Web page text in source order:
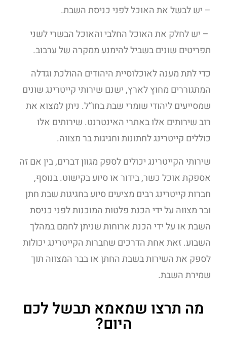
– יש לבשל את האוכל לפני כניסת השבת.
– יש לחלק את האוכל החלבי והאוכל הבשרי לשני
תפריטים שונים בשביל להימנע ממקרה של ערבוב.
כדי לתת מענה לאוכלוסיית היהודים ההולכת וגדלה
המתגוררים מחוץ לארץ, ישנם שירותי קייטרינג שונים
שמסייעים ליהודי שומרי שבת בחו”ל. ניתן למצוא את
רוב שירותים אלו באתרי האינטרנט. שירותים אלו
כוללים קייטרינג לחתונות וחגיגות בר מצווה.
שירותי הקייטרינג יכולים לספק מגוון דברים, בין אם זה
אספקת אוכל כשר, בידור או סיוע בקישוט. בנוסף,
חברות קייטרינג רבים מציעים סיוע בחגיגות שבת חתן
ובר מצווה על ידי הכנת פלטות המוכנות לפני כניסת
השבת או על ידי הכנת ארוחות שניתן לחמם במהלך
השבוע. זאת אחת הדרכים שחברות הקייטרינג יכולות
לספק את השירות בשבת החתן או בבר המצווה תוך
שמירת השבת.
מה תרצו שמאמא תבשל לכם
היום?